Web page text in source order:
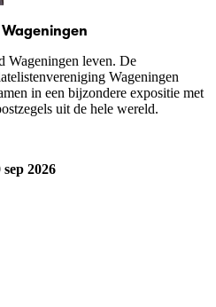
Wageningen
Wageningen leven. De
Wageningen
in een bijzondere expositie met
uit de hele wereld.
2026